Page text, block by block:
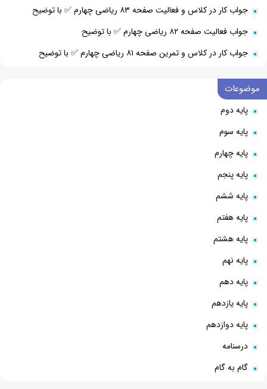
جواب کار در کلاس و فعالیت صفحه ۸۳ ریاضی چهارم ✅ با توضیح
جواب فعالیت صفحه ۸۲ ریاضی چهارم ✅ با توضیح
جواب کار در کلاس و تمرین صفحه ۸۱ ریاضی چهارم ✅ با توضیح
موضوعات
پایه دوم
پایه سوم
پایه چهارم
پایه پنجم
پایه ششم
پایه هفتم
پایه هشتم
پایه نهم
پایه دهم
پایه یازدهم
پایه دوازدهم
درسنامه
گام به گام